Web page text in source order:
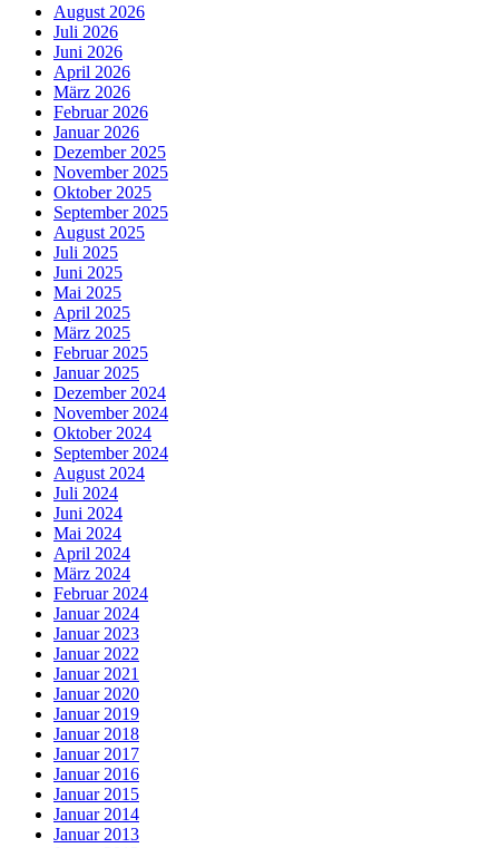
August 2026
Juli 2026
Juni 2026
April 2026
März 2026
Februar 2026
Januar 2026
Dezember 2025
November 2025
Oktober 2025
September 2025
August 2025
Juli 2025
Juni 2025
Mai 2025
April 2025
März 2025
Februar 2025
Januar 2025
Dezember 2024
November 2024
Oktober 2024
September 2024
August 2024
Juli 2024
Juni 2024
Mai 2024
April 2024
März 2024
Februar 2024
Januar 2024
Januar 2023
Januar 2022
Januar 2021
Januar 2020
Januar 2019
Januar 2018
Januar 2017
Januar 2016
Januar 2015
Januar 2014
Januar 2013